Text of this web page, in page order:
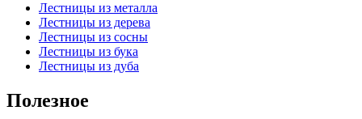
Лестницы из металла
Лестницы из дерева
Лестницы из сосны
Лестницы из бука
Лестницы из дуба
Полезное